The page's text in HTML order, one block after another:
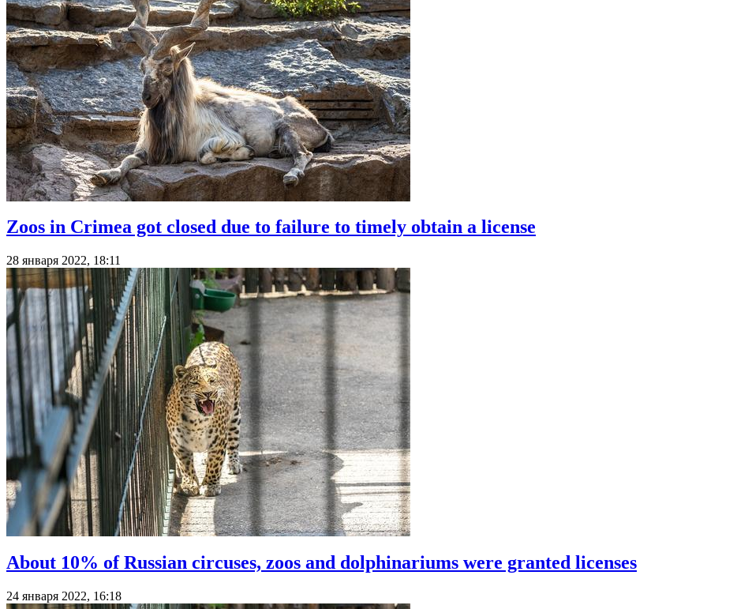
Zoos in Crimea got closed due to failure to timely obtain a license
28 января 2022, 18:11
About 10% of Russian circuses, zoos and dolphinariums were granted licenses
24 января 2022, 16:18